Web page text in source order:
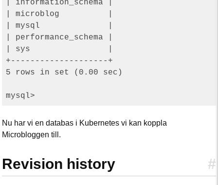
| information_schema |
| microblog          |
| mysql              |
| performance_schema |
| sys                |
+--------------------+
5 rows in set (0.00 sec)
Nu har vi en databas i Kubernetes vi kan koppla
Microbloggen till.
#
Revision history